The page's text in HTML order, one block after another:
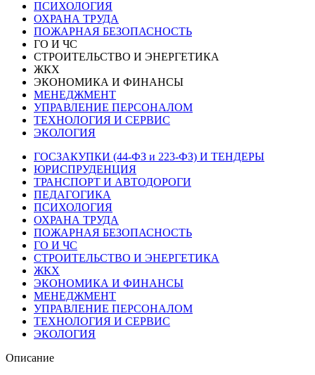
ПСИХОЛОГИЯ
ОХРАНА ТРУДА
ПОЖАРНАЯ БЕЗОПАСНОСТЬ
ГО И ЧС
СТРОИТЕЛЬСТВО И ЭНЕРГЕТИКА
ЖКХ
ЭКОНОМИКА И ФИНАНСЫ
МЕНЕДЖМЕНТ
УПРАВЛЕНИЕ ПЕРСОНАЛОМ
ТЕХНОЛОГИЯ И СЕРВИС
ЭКОЛОГИЯ
ГОСЗАКУПКИ (44-ФЗ и 223-ФЗ) И ТЕНДЕРЫ
ЮРИСПРУДЕНЦИЯ
ТРАНСПОРТ И АВТОДОРОГИ
ПЕДАГОГИКА
ПСИХОЛОГИЯ
ОХРАНА ТРУДА
ПОЖАРНАЯ БЕЗОПАСНОСТЬ
ГО И ЧС
СТРОИТЕЛЬСТВО И ЭНЕРГЕТИКА
ЖКХ
ЭКОНОМИКА И ФИНАНСЫ
МЕНЕДЖМЕНТ
УПРАВЛЕНИЕ ПЕРСОНАЛОМ
ТЕХНОЛОГИЯ И СЕРВИС
ЭКОЛОГИЯ
Описание